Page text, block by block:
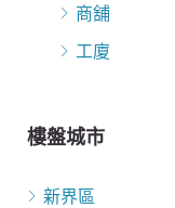
商舖
工廈
樓盤城市
新界區